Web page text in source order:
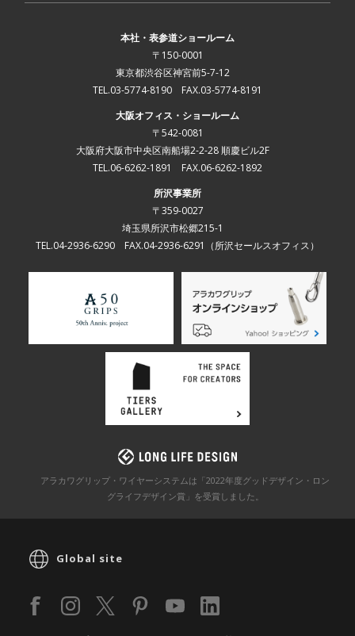
本社・表参道ショールーム
〒150-0001
東京都渋谷区神宮前5-7-12
TEL.03-5774-8190 FAX.03-5774-8191
大阪オフィス・ショールーム
〒542-0081
大阪府大阪市中央区南船場2-2-28 順慶ビル2F
TEL.06-6262-1891 FAX.06-6262-1892
所沢事業所
〒359-0027
埼玉県所沢市松郷215-1
TEL.04-2936-6290 FAX.04-2936-6291 （所沢セールスオフィス）
アラカワグリップ・ワイヤーシステムは「2022年度グッドデザイン・ロン
グライフデザイン賞」を受賞しました。
Global site